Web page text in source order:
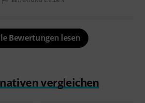
Bewertungen lesen
vergleichen